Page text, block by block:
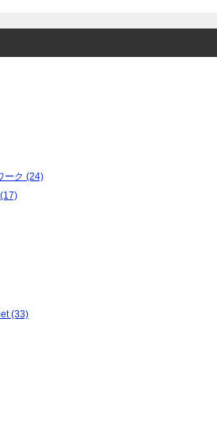
ーク (24)
(33)